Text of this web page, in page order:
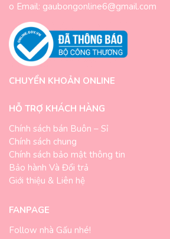
o Email: gaubongonline6@gmail.com
CHUYỂN KHOẢN ONLINE
HỖ TRỢ KHÁCH HÀNG
Chính sách bán Buôn – Sỉ
Chính sách chung
Chính sách bảo mật thông tin
Bảo hành Và Đổi trả
Giới thiệu & Liên hệ
FANPAGE
Follow nhà Gấu nhé!